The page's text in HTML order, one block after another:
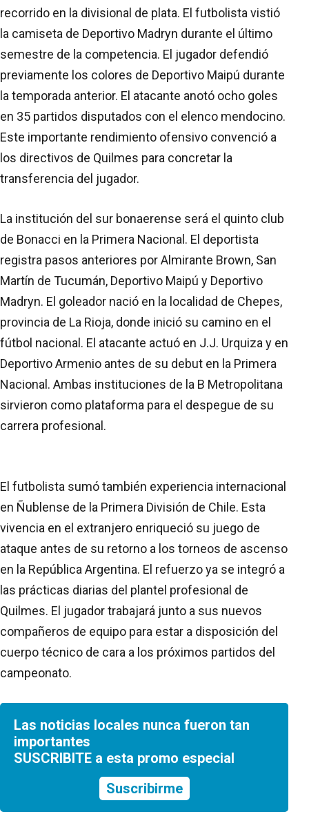
recorrido en la divisional de plata. El futbolista vistió
la camiseta de Deportivo Madryn durante el último
semestre de la competencia. El jugador defendió
previamente los colores de Deportivo Maipú durante
la temporada anterior. El atacante anotó ocho goles
en 35 partidos disputados con el elenco mendocino.
Este importante rendimiento ofensivo convenció a
los directivos de Quilmes para concretar la
transferencia del jugador.
La institución del sur bonaerense será el quinto club
de Bonacci en la Primera Nacional. El deportista
registra pasos anteriores por Almirante Brown, San
Martín de Tucumán, Deportivo Maipú y Deportivo
Madryn. El goleador nació en la localidad de Chepes,
provincia de La Rioja, donde inició su camino en el
fútbol nacional. El atacante actuó en J.J. Urquiza y en
Deportivo Armenio antes de su debut en la Primera
Nacional. Ambas instituciones de la B Metropolitana
sirvieron como plataforma para el despegue de su
carrera profesional.
El futbolista sumó también experiencia internacional
en Ñublense de la Primera División de Chile. Esta
vivencia en el extranjero enriqueció su juego de
ataque antes de su retorno a los torneos de ascenso
en la República Argentina. El refuerzo ya se integró a
las prácticas diarias del plantel profesional de
Quilmes. El jugador trabajará junto a sus nuevos
compañeros de equipo para estar a disposición del
cuerpo técnico de cara a los próximos partidos del
campeonato.
Las noticias locales nunca fueron tan
importantes
SUSCRIBITE a esta promo especial
Suscribirme